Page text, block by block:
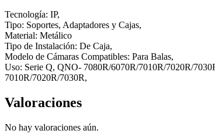
Tecnología: IP,
Tipo: Soportes, Adaptadores y Cajas,
Material: Metálico
Tipo de Instalación: De Caja,
Modelo de Cámaras Compatibles: Para Balas,
Uso: Serie Q, QNO- 7080R/6070R/7010R/7020R/
7010R/7020R/7030R,
Valoraciones
No hay valoraciones aún.